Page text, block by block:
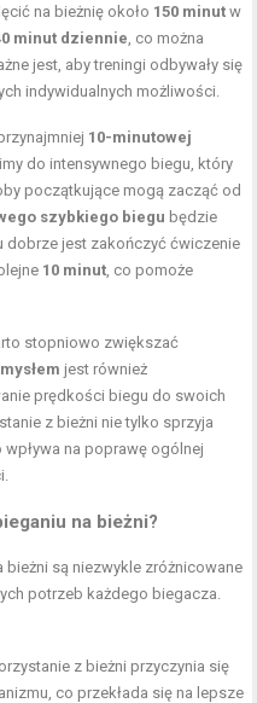
na bieżnię około 150 minut w
minut dziennie , co można
jest, aby treningi odbywały się
indywidualnych możliwości.
10-minutowej
do intensywnego biegu, który
początkujące mogą zacząć od
szybkiego biegu będzie
dobrze jest zakończyć ćwiczenie
10 minut , co pomoże
stopniowo zwiększać
jest również
prędkości biegu do swoich
z bieżni nie tylko sprzyja
wpływa na poprawę ogólnej
na bieżni?
bieżni są niezwykle zróżnicowane
potrzeb każdego biegacza.
z bieżni przyczynia się
co przekłada się na lepsze